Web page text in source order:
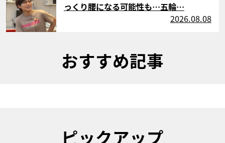
っくり腰になる可能性も…五輪…
2026.08.08
おすすめ記事
ピックアップ